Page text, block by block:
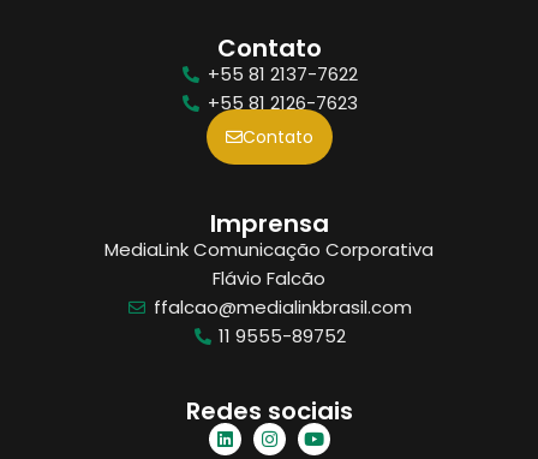
Contato
+55 81 2137-7622
+55 81 2126-7623
Contato
Imprensa
MediaLink Comunicação Corporativa
Flávio Falcão
ffalcao@medialinkbrasil.com
11 9555-89752
Redes sociais